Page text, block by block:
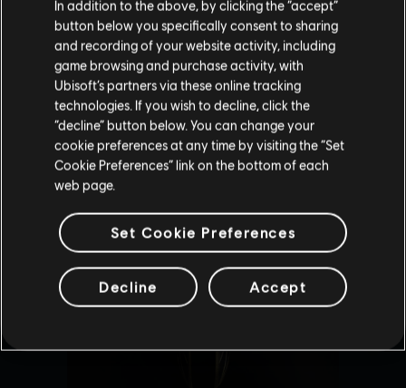
Wenn du etwas bestellen möchtest, besuche bitte
deinen lokalen Ubisoft Store.
Im aktuellen Store bleiben
ZUM LOKALEN STORE WECHSELN
In addition to the above, by clicking the “accept”
button below you specifically consent to sharing
and recording of your website activity, including
game browsing and purchase activity, with
Ubisoft’s partners via these online tracking
technologies. If you wish to decline, click the
“decline” button below. You can change your
cookie preferences at any time by visiting the “Set
Cookie Preferences” link on the bottom of each
web page.
Set Cookie Preferences
Decline Accept